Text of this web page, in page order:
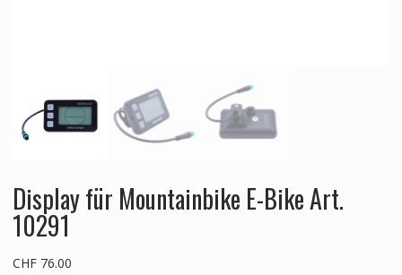
Display für Mountainbike E-Bike Art.
10291
CHF76.00